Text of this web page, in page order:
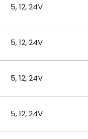
5, 12, 24V
5, 12, 24V
5, 12, 24V
5, 12, 24V